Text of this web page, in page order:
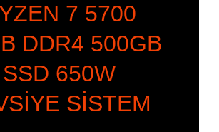
7 5700
DDR4 500GB
SSD 650W
SİSTEM